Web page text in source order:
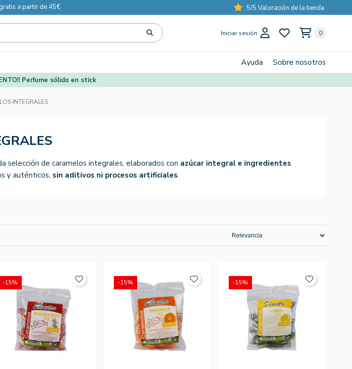
a partir de 45€ 5/5 Valoración de la tienda
Iniciar sesión 0
Ayuda Sobre nosotros
Perfume sólido en stick
INTEGRALES
selección de caramelos integrales, elaborados con azúcar integral e ingredientes
y auténticos, sin aditivos ni procesos artificiales.
-15% -15% -15%